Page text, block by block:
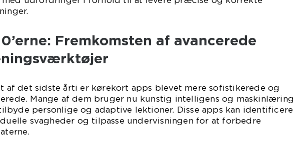
Fremkomsten af avancerede
af det sidste årti er kørekort apps blevet mere sofistikerede og
Mange af dem bruger nu kunstig intelligens og maskinlæring
personlige og adaptive lektioner. Disse apps kan identificere
svagheder og tilpasse undervisningen for at forbedre